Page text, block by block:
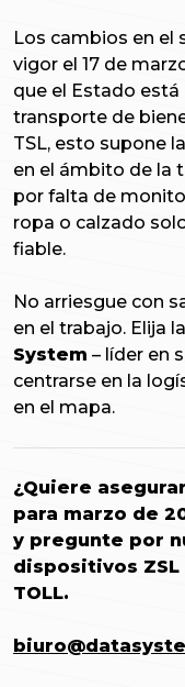
Los cambios en el
vigor el 17 de
que el Estado
transporte de
TSL, esto supone
en el ámbito de la
por falta de
ropa o calzado
fiable.
No arriesgue con
en el trabajo. Elija
System – líder en
centrarse en la
en el mapa.
¿Quiere
para marzo de
y pregunte por
dispositivos ZSL
TOLL.